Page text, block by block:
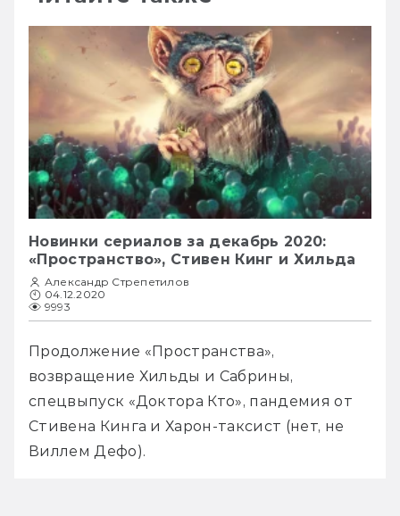
Новинки сериалов за декабрь 2020:
«Пространство», Стивен Кинг и Хильда
Александр Стрепетилов
04.12.2020
9993
Продолжение «Пространства»,
возвращение Хильды и Сабрины,
спецвыпуск «Доктора Кто», пандемия от
Стивена Кинга и Харон-таксист (нет, не
Виллем Дефо).